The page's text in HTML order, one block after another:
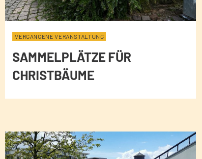
VERGANGENE VERANSTALTUNG
SAMMELPLÄTZE FÜR
CHRISTBÄUME